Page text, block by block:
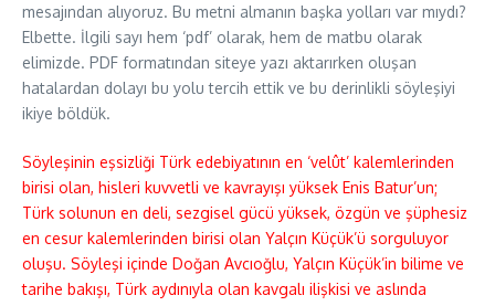
mesajından alıyoruz. Bu metni almanın başka yolları var mıydı?
Elbette. İlgili sayı hem ‘pdf’ olarak, hem de matbu olarak
elimizde. PDF formatından siteye yazı aktarırken oluşan
hatalardan dolayı bu yolu tercih ettik ve bu derinlikli söyleşiyi
ikiye böldük.
Söyleşinin eşsizliği Türk edebiyatının en ‘velût’ kalemlerinden
birisi olan, hisleri kuvvetli ve kavrayışı yüksek Enis Batur’un;
Türk solunun en deli, sezgisel gücü yüksek, özgün ve şüphesiz
en cesur kalemlerinden birisi olan Yalçın Küçük’ü sorguluyor
oluşu. Söyleşi içinde Doğan Avcıoğlu, Yalçın Küçük’in bilime ve
tarihe bakışı, Türk aydınıyla olan kavgalı ilişkisi ve aslında